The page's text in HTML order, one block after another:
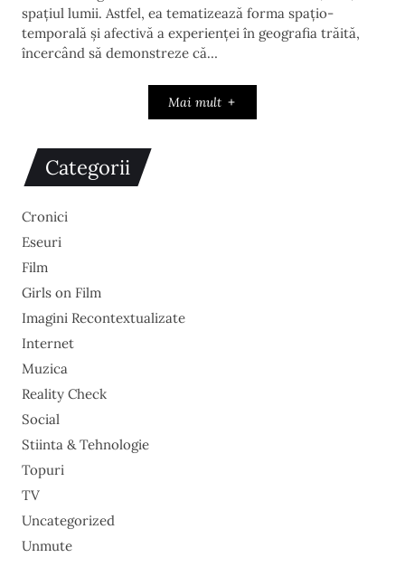
spațiul lumii. Astfel, ea tematizează forma spațio-
temporală și afectivă a experienței în geografia trăită,
încercând să demonstreze că…
Mai mult
Categorii
Cronici
Eseuri
Film
Girls on Film
Imagini Recontextualizate
Internet
Muzica
Reality Check
Social
Stiinta & Tehnologie
Topuri
TV
Uncategorized
Unmute